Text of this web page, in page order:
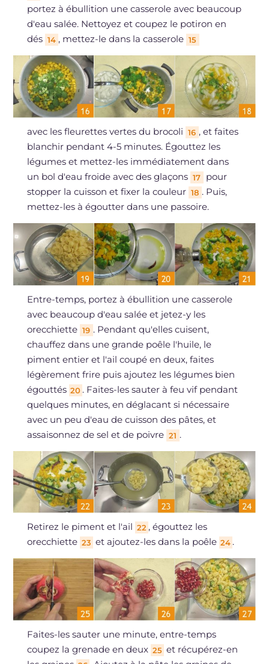
portez à ébullition une casserole avec beaucoup
d'eau salée. Nettoyez et coupez le potiron en
dés 14 , mettez-le dans la casserole 15
avec les fleurettes vertes du brocoli 16 , et faites
blanchir pendant 4-5 minutes. Égouttez les
légumes et mettez-les immédiatement dans
un bol d'eau froide avec des glaçons 17
pour
stopper la cuisson et fixer la couleur 18 . Puis,
mettez-les à égoutter dans une passoire.
Entre-temps, portez à ébullition une casserole
avec beaucoup d'eau salée et jetez-y les
orecchiette 19 . Pendant qu'elles cuisent,
chauffez dans une grande poêle l'huile, le
piment entier et l'ail coupé en deux, faites
légèrement frire puis ajoutez les légumes bien
égouttés 20 . Faites-les sauter à feu vif pendant
quelques minutes, en déglacant si nécessaire
avec un peu d'eau de cuisson des pâtes, et
assaisonnez de sel et de poivre 21 .
Retirez le piment et l'ail 22 , égouttez les
orecchiette 23 et ajoutez-les dans la poêle 24 .
Faites-les sauter une minute, entre-temps
coupez la grenade en deux 25 et récupérez-en